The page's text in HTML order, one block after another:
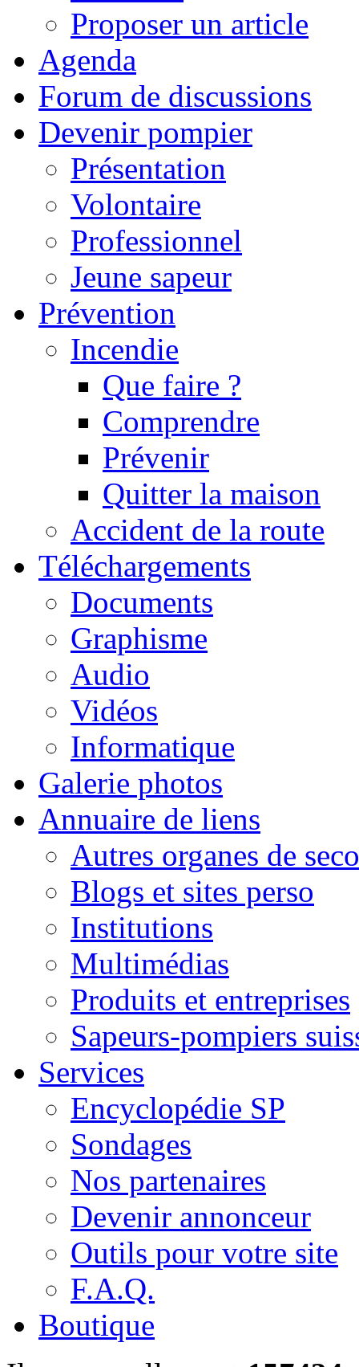
Proposer un article
Agenda
Forum de discussions
Devenir pompier
Présentation
Volontaire
Professionnel
Jeune sapeur
Prévention
Incendie
Que faire ?
Comprendre
Prévenir
Quitter la maison
Accident de la route
Téléchargements
Documents
Graphisme
Audio
Vidéos
Informatique
Galerie photos
Annuaire de liens
Autres organes de
Blogs et sites perso
Institutions
Multimédias
Produits et entreprises
Sapeurs-pompiers
Services
Encyclopédie SP
Sondages
Nos partenaires
Devenir annonceur
Outils pour votre site
F.A.Q.
Boutique